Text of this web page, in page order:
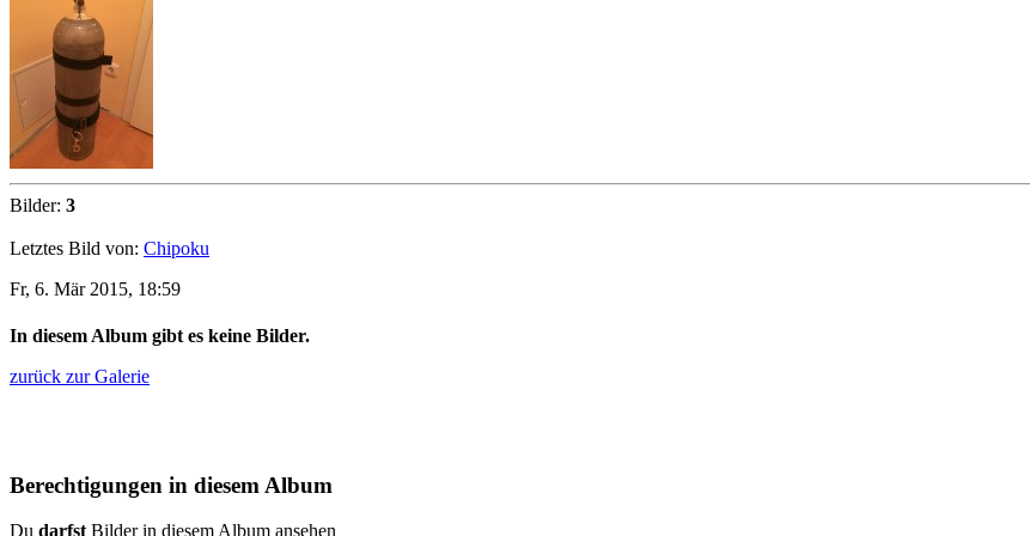
Bilder: 3
Letztes Bild von: Chipoku
Fr, 6. Mär 2015, 18:59
In diesem Album gibt es keine Bilder.
zurück zur Galerie
Berechtigungen in diesem Album
Du darfst Bilder in diesem Album ansehen